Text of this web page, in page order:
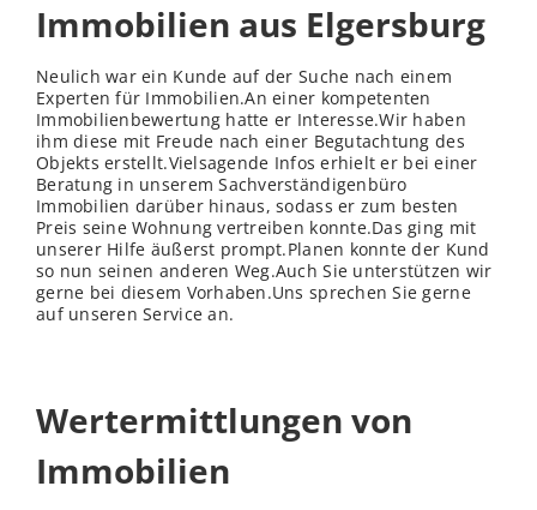
Immobilien aus Elgersburg
Neulich war ein Kunde auf der Suche nach einem
Experten für Immobilien.An einer kompetenten
Immobilienbewertung hatte er Interesse.Wir haben
ihm diese mit Freude nach einer Begutachtung des
Objekts erstellt.Vielsagende Infos erhielt er bei einer
Beratung in unserem Sachverständigenbüro
Immobilien darüber hinaus, sodass er zum besten
Preis seine Wohnung vertreiben konnte.Das ging mit
unserer Hilfe äußerst prompt.Planen konnte der Kund
so nun seinen anderen Weg.Auch Sie unterstützen wir
gerne bei diesem Vorhaben.Uns sprechen Sie gerne
auf unseren Service an.
Wertermittlungen von
Immobilien